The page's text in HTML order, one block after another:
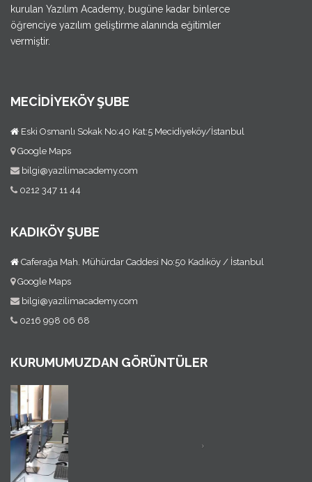
kurulan Yazılım Academy, bugüne kadar binlerce
öğrenciye yazılım geliştirme alanında eğitimler
vermiştir.
MECİDİYEKÖY ŞUBE
Eski Osmanlı Sokak No:40 Kat:5 Mecidiyeköy/İstanbul
Google Maps
bilgi@yazilimacademy.com
0212 347 11 44
KADIKÖY ŞUBE
Caferağa Mah. Mühürdar Caddesi No:50 Kadıköy / İstanbul
Google Maps
bilgi@yazilimacademy.com
0216 998 06 68
KURUMUMUZDAN GÖRÜNTÜLER